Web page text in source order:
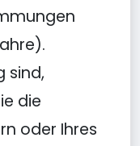
sind,
die
oder Ihres